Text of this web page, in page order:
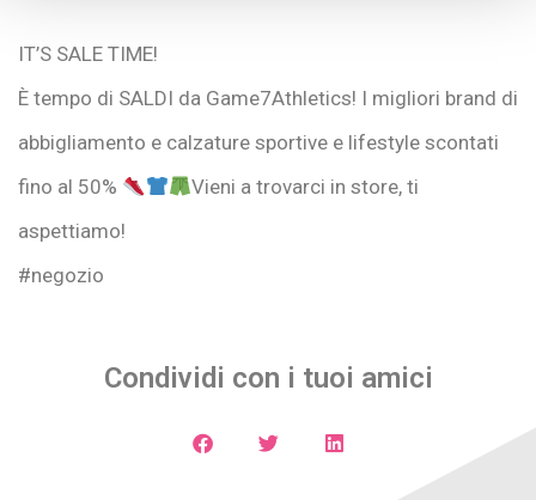
IT’S SALE TIME!
È tempo di SALDI da Game7Athletics! I migliori brand di
abbigliamento e calzature sportive e lifestyle scontati
fino al 50%
Vieni a trovarci in store, ti
aspettiamo!
#negozio
Condividi con i tuoi amici